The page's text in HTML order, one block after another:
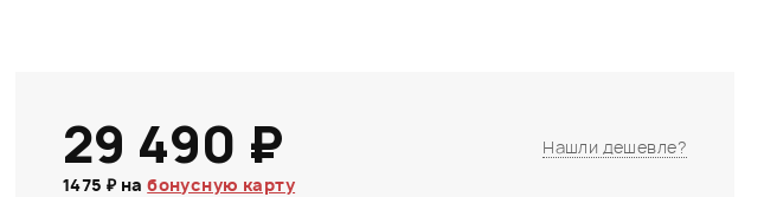
29 490 ₽
1475 ₽ набонусную карту
Нашли дешевле?